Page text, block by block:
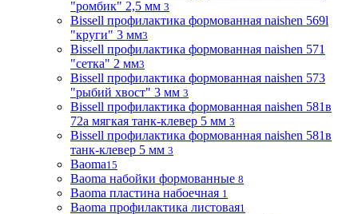
"ромбик" 2,5 мм 3
Bissell профилактика формованная naishen 569l
"круги" 3 мм3
Bissell профилактика формованная naishen 571
"сетка" 2 мм3
Bissell профилактика формованная naishen 573
"рыбий хвост" 3 мм 3
Bissell профилактика формованная naishen 581в
72а мягкая танк-клевер 5 мм 3
Bissell профилактика формованная naishen 581в
танк-клевер 5 мм 3
Baoma15
Baoma набойки формованные 8
Baoma пластина набоечная 1
Baoma профилактика листовая1